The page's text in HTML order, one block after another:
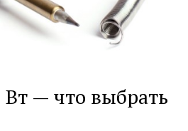
— что выбрать